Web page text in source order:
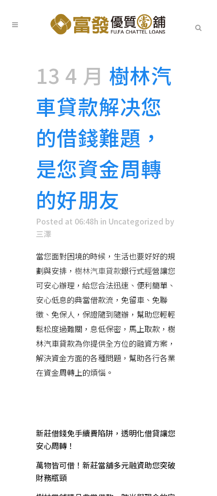
13 4 月 樹林汽
車貸款解决您
的借錢難題，
是您資金周轉
的好朋友
Posted at 06:48h in Uncategorized by
三澤
當您面對困境的時候，生活也要好好的規
劃與安排， 樹林汽車貸款銀行式經營讓您
可安心辦理，給您合法迅速、便利簡單、
安心低息的典當借款流，免留車、免聯
徵、免保人，保證隨到隨辦，幫助您輕輕
鬆松度過難關，息低保密，馬上取款，樹
林汽車貸款為你提供全方位的融資方案，
解決資金方面的各種問題，幫助各行各業
在資金周轉上的煩惱。
新莊借錢免手續費陷阱，透明化借貸讓您
安心周轉！
萬物皆可借！新莊當舖多元融資助您突破
財務瓶頸